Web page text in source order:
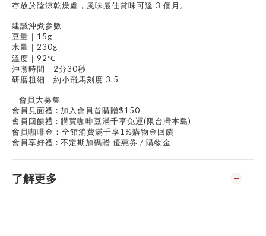
存放於陰涼乾燥處，風味最佳賞味可達 3 個月。
建議沖煮參數
豆量｜15g
水量｜230g
溫度｜92℃
沖煮時間｜2分30秒
研磨粗細｜約小飛馬刻度 3.5
—會員大募集—
會員見面禮 : 加入會員首購贈$150
會員回饋禮 : 購買咖啡豆滿千享免運(限台灣本島)
會員咖啡金：全館消費滿千享1%購物金回饋
會員享好禮 : 不定期加碼贈 優惠券 / 購物金
了解更多